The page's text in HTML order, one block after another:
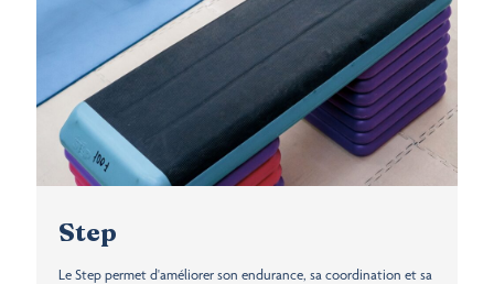
Step
Le Step permet d'améliorer son endurance, sa coordination et sa